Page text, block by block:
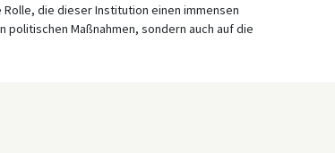
die dieser Institution einen immensen
politischen Maßnahmen, sondern auch auf die